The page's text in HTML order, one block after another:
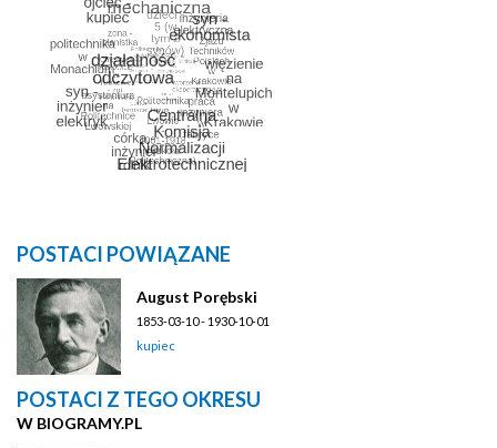
POSTACI POWIĄZANE
August Porębski
1853-03-10 - 1930-10-01
kupiec
POSTACI Z TEGO OKRESU
W BIOGRAMY.PL